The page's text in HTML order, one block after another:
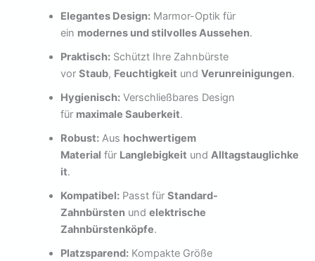
Elegantes Design: Marmor-Optik für
ein modernes und stilvolles Aussehen.
Praktisch: Schützt Ihre Zahnbürste
vorStaub, Feuchtigkeit undVerunreinigungen.
Hygienisch: Verschließbares Design
für maximale Sauberkeit.
Robust: Aus hochwertigem
Material für Langlebigkeit undAlltagstauglichke
it.
Kompatibel: Passt fürStandard-
Zahnbürsten undelektrische
Zahnbürstenköpfe.
Platzsparend: Kompakte Größe